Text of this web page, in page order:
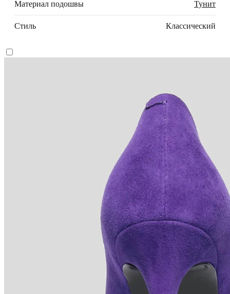
Материал подошвы Тунит
Стиль Классический